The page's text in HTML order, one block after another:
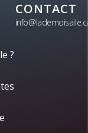
?
CONTACT